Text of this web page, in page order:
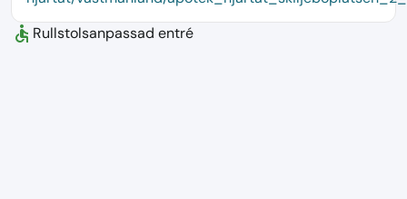
accessible Rullstolsanpassad entré